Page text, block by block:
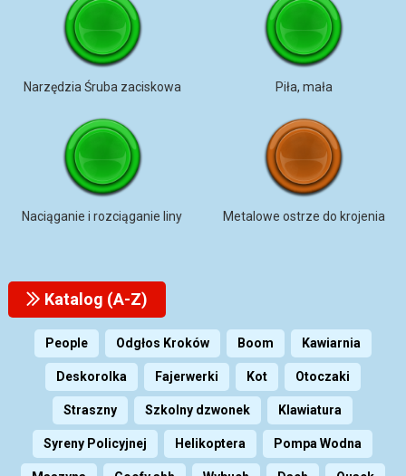
Narzędzia Śruba zaciskowa Piła, mała
Naciąganie i rozciąganie liny Metalowe ostrze do krojenia
Katalog (A-Z)
People Odgłos Kroków Boom Kawiarnia
Deskorolka Fajerwerki Kot Otoczaki
Straszny Szkolny dzwonek Klawiatura
Syreny Policyjnej Helikoptera Pompa Wodna